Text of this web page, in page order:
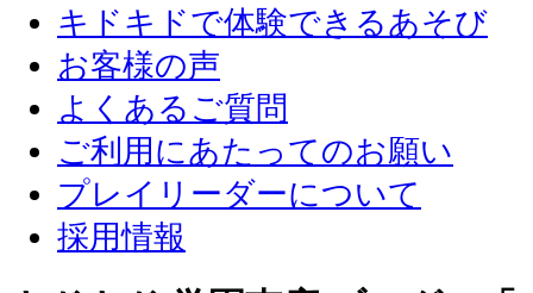
キドキドで体験できるあそび
お客様の声
よくあるご質問
ご利用にあたってのお願い
プレイリーダーについて
採用情報